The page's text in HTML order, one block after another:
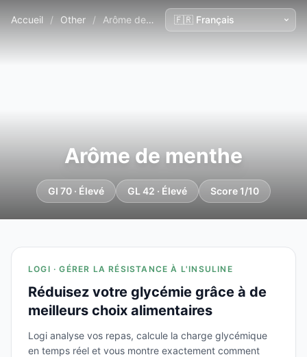
Accueil / Other / Arôme de menthe
Arôme de menthe
GI 70 · Élevé GL 42 · Élevé Score 1/10
LOGI · GÉRER LA RÉSISTANCE À L'INSULINE
Réduisez votre glycémie grâce à de
meilleurs choix alimentaires
Logi analyse vos repas, calcule la charge glycémique
en temps réel et vous montre exactement comment